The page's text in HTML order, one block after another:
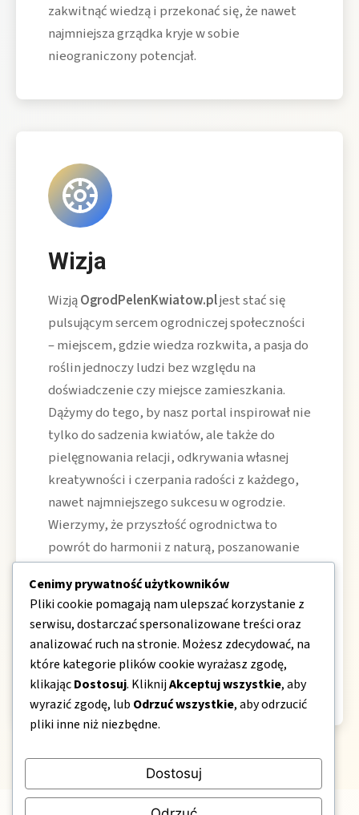
zakwitnąć wiedzą i przekonać się, że nawet
najmniejsza grządka kryje w sobie
nieograniczony potencjał.
Wizja
WizjąOgrodPelenKwiatow.pljest stać się
pulsującym sercem ogrodniczej społeczności
– miejscem, gdzie wiedza rozkwita, a pasja do
roślin jednoczy ludzi bez względu na
doświadczenie czy miejsce zamieszkania.
Dążymy do tego, by nasz portal inspirował nie
tylko do sadzenia kwiatów, ale także do
pielęgnowania relacji, odkrywania własnej
kreatywności i czerpania radości z każdego,
nawet najmniejszego sukcesu w ogrodzie.
Wierzymy, że przyszłość ogrodnictwa to
powrót do harmonii z naturą, poszanowanie
przewodnikiem w tej podróży – miejscem,
które motywuje do działania, łączy pokolenia
i sprawia, że każdy ogród staje się
przestrzenią pełną życia, inspiracji i
niekończących się możliwości.
Cenimy prywatność użytkowników
Pliki cookie pomagają nam ulepszać korzystanie z
serwisu, dostarczać spersonalizowane treści oraz
analizować ruch na stronie. Możesz zdecydować, na
które kategorie plików cookie wyrażasz zgodę,
klikającDostosuj. KliknijAkceptuj wszystkie, aby
wyrazić zgodę, lub Odrzuć wszystkie, aby odrzucić
pliki inne niż niezbędne.
Dostosuj